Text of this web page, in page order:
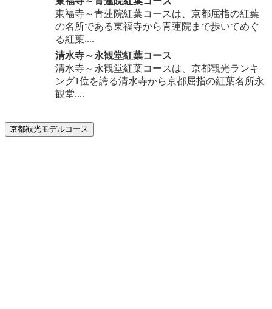
東福寺～青蓮院紅葉コースは、京都屈指の紅葉
の名所である東福寺から青蓮院まで歩いてめぐ
る紅葉....
清水寺～永観堂紅葉コース
清水寺～永観堂紅葉コースは、京都観光ランキ
ング1位を誇る清水寺から京都屈指の紅葉名所永
観堂....
京都観光モデルコース